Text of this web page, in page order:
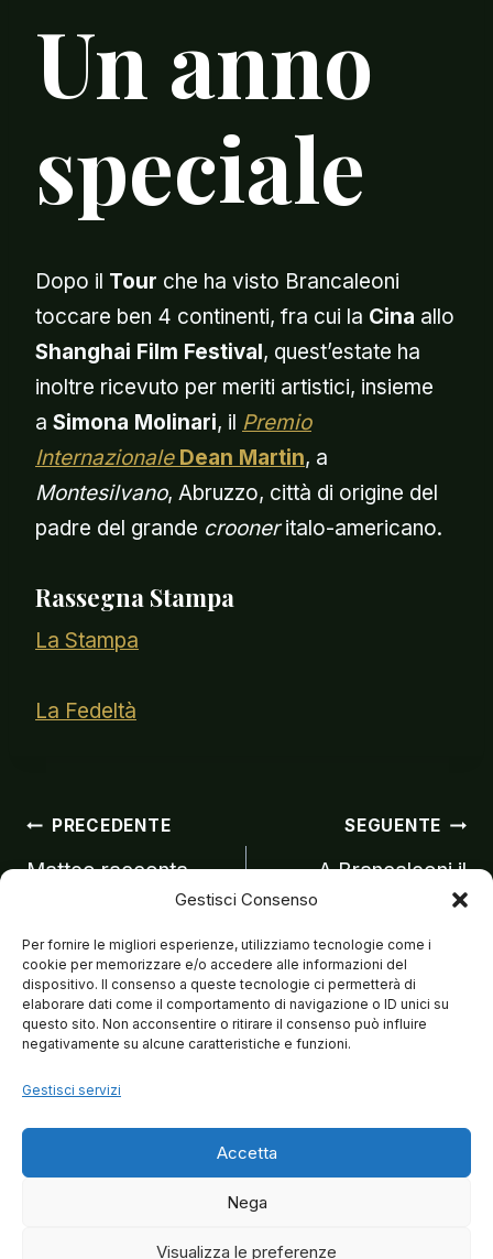
Gestisci Consenso
Per fornire le migliori esperienze, utilizziamo tecnologie come i
cookie per memorizzare e/o accedere alle informazioni del
dispositivo. Il consenso a queste tecnologie ci permetterà di
elaborare dati come il comportamento di navigazione o ID unici su
questo sito. Non acconsentire o ritirare il consenso può influire
negativamente su alcune caratteristiche e funzioni.
Gestisci servizi
Accetta
Nega
Visualizza le preferenze
Un anno
speciale
Dopo il Tour che ha visto Brancaleoni
toccare ben 4 continenti, fra cui la Cina allo
Shanghai Film Festival, quest’estate ha
inoltre ricevuto per meriti artistici, insieme
a Simona Molinari, il Premio
Internazionale Dean Martin, a
Montesilvano, Abruzzo, città di origine del
padre del grande crooneritalo-americano.
Rassegna Stampa
La Stampa
La Fedeltà
articoli
PRECEDENTE
Matteo racconta
Sinatra a “Le Music
Hall”
SEGUENTE
A Brancaleoni il
Premio Dean Martin
2019